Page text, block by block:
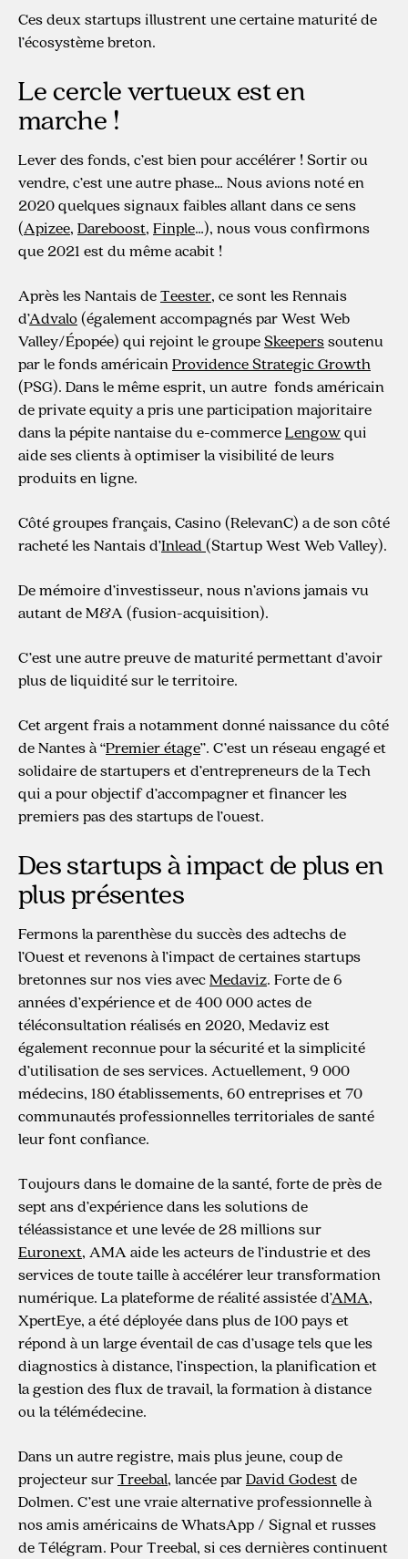
Ces deux startups illustrent une certaine maturité de
l’écosystème breton.
Le cercle vertueux est en
marche !
Lever des fonds, c’est bien pour accélérer ! Sortir ou
vendre, c’est une autre phase… Nous avions noté en
2020 quelques signaux faibles allant dans ce sens
(Apizee, Dareboost, Finple…), nous vous confirmons
que 2021 est du même acabit !
Après les Nantais deTeester, ce sont les Rennais
d’Advalo(également accompagnés par West Web
Valley/Épopée) qui rejoint le groupeSkeeperssoutenu
par le fonds américainProvidence Strategic Growth
(PSG). Dans le même esprit, un autre fonds américain
de private equity a pris une participation majoritaire
dans la pépite nantaise du e-commerceLengowqui
aide ses clients à optimiser la visibilité de leurs
produits en ligne.
Côté groupes français, Casino (RelevanC) a de son côté
racheté les Nantais d’Inlead (Startup West Web Valley).
De mémoire d’investisseur, nous n’avions jamais vu
autant de M&A (fusion-acquisition).
C’est une autre preuve de maturité permettant d’avoir
plus de liquidité sur le territoire.
Cet argent frais a notamment donné naissance du côté
de Nantes à “Premier étage”. C’est un réseau engagé et
solidaire de startupers et d’entrepreneurs de la Tech
qui a pour objectif d’accompagner et financer les
premiers pas des startups de l’ouest.
Des startups à impact de plus en
plus présentes
Fermons la parenthèse du succès des adtechs de
l’Ouest et revenons à l’impact de certaines startups
bretonnes sur nos vies avecMedaviz. Forte de 6
années d’expérience et de 400 000 actes de
téléconsultation réalisés en 2020, Medaviz est
également reconnue pour la sécurité et la simplicité
d’utilisation de ses services. Actuellement, 9 000
médecins, 180 établissements, 60 entreprises et 70
communautés professionnelles territoriales de santé
leur font confiance.
Toujours dans le domaine de la santé, forte de près de
sept ans d’expérience dans les solutions de
téléassistance et une levée de 28 millions sur
Euronext, AMA aide les acteurs de l’industrie et des
services de toute taille à accélérer leur transformation
numérique. La plateforme de réalité assistée d’AMA,
XpertEye, a été déployée dans plus de 100 pays et
répond à un large éventail de cas d’usage tels que les
diagnostics à distance, l’inspection, la planification et
la gestion des flux de travail, la formation à distance
ou la télémédecine.
Dans un autre registre, mais plus jeune, coup de
projecteur surTreebal, lancée parDavid Godestde
Dolmen. C’est une vraie alternative professionnelle à
nos amis américains de WhatsApp / Signal et russes
de Télégram. Pour Treebal, si ces dernières continuent